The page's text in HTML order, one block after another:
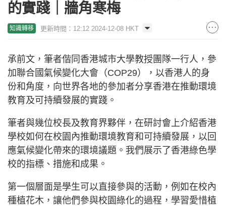
的實踐｜牆角寒梅
知識轉移 更新時間：12:12 2024-12-08 HKT
承前文，筆者偕同香港城市大學教授團隊一行人，參
加聯合國氣候變化大會（COP29），以香港人的身
份和角度，向世界各地的參加者分享香港在推動環境
教育及可持續發展的實踐。
筆者與幾位校長及教育界夥伴，在研討會上介紹香港
學校如何在校園內推動環境教育和可持續發展，以回
應氣候變化帶來的環境議題。我們展示了香港綠色學
校的指標、措施和成果。
第一個層面是學生可以直接參與的活動，例如在校內
種植花木，讓他們參與校園綠化的過程，學習愛惜植